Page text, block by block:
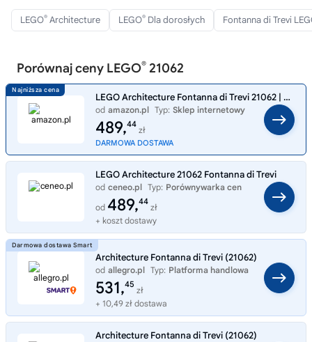
LEGO® Architecture LEGO® Dla dorosłych Fontanna di Trevi
Porównaj ceny LEGO® 21062
LEGO Architecture Fontanna di Trevi 21062 | Model architektoniczny, dekoracja do domu, prezent dla fana architektury, du
od amazon.pl Typ: Sklep internetowy
489,44
zł
DARMOWA DOSTAWA
LEGO Architecture 21062 Fontanna di Trevi
od ceneo.pl Typ: Porównywarka cen
od 489,44
zł
+ koszt dostawy
Architecture Fontanna di Trevi (21062)
od allegro.pl Typ: Platforma handlowa
531,45
zł
+ 10,49 zł dostawa
Architecture Fontanna di Trevi (21062)